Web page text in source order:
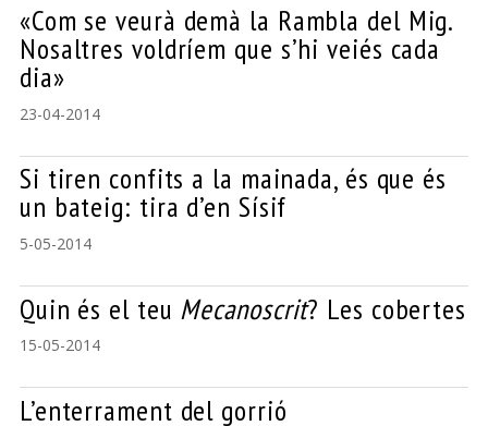
«Com se veurà demà la Rambla del Mig.
Nosaltres voldríem que s’hi veiés cada
dia»
23-04-2014
Si tiren confits a la mainada, és que és
un bateig: tira d’en Sísif
5-05-2014
Quin és el teu Mecanoscrit? Les cobertes
15-05-2014
L’enterrament del gorrió